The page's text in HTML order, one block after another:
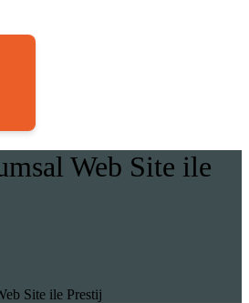
Web Site ile
Site ile Prestij